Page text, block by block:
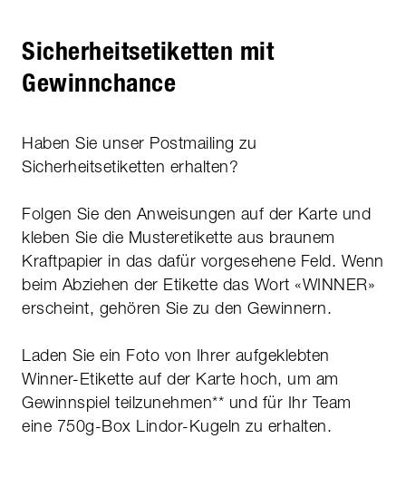
Sicherheitsetiketten mit
Gewinnchance
Haben Sie unser Postmailing zu
Sicherheitsetiketten erhalten?
Folgen Sie den Anweisungen auf der Karte und
kleben Sie die Musteretikette aus braunem
Kraftpapier in das dafür vorgesehene Feld. Wenn
beim Abziehen der Etikette das Wort «WINNER»
erscheint, gehören Sie zu den Gewinnern.
Laden Sie ein Foto von Ihrer aufgeklebten
Winner-Etikette auf der Karte hoch, um am
Gewinnspiel teilzunehmen** und für Ihr Team
eine 750g-Box Lindor-Kugeln zu erhalten.